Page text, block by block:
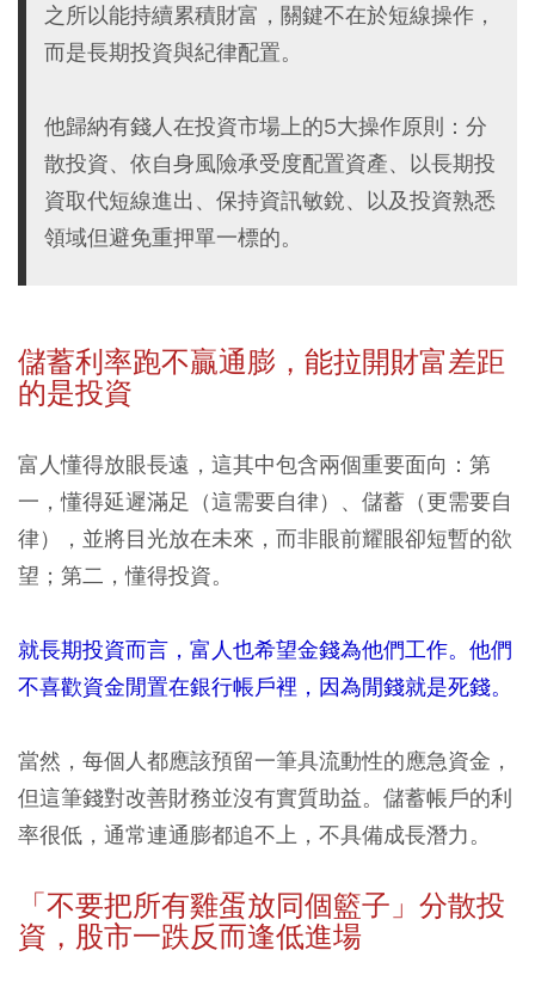
之所以能持續累積財富，關鍵不在於短線操作，
而是長期投資與紀律配置。
他歸納有錢人在投資市場上的5大操作原則：分
散投資、依自身風險承受度配置資產、以長期投
資取代短線進出、保持資訊敏銳、以及投資熟悉
領域但避免重押單一標的。
儲蓄利率跑不贏通膨，能拉開財富差距
的是投資
富人懂得放眼長遠，這其中包含兩個重要面向：第
一，懂得延遲滿足（這需要自律）、儲蓄（更需要自
律），並將目光放在未來，而非眼前耀眼卻短暫的欲
望；第二，懂得投資。
就長期投資而言，富人也希望金錢為他們工作。他們
不喜歡資金閒置在銀行帳戶裡，因為閒錢就是死錢。
當然，每個人都應該預留一筆具流動性的應急資金，
但這筆錢對改善財務並沒有實質助益。 儲蓄帳戶的利
率很低，通常連通膨都追不上，不具備成長潛力。
「不要把所有雞蛋放同個籃子」分散投
資，股市一跌反而逢低進場